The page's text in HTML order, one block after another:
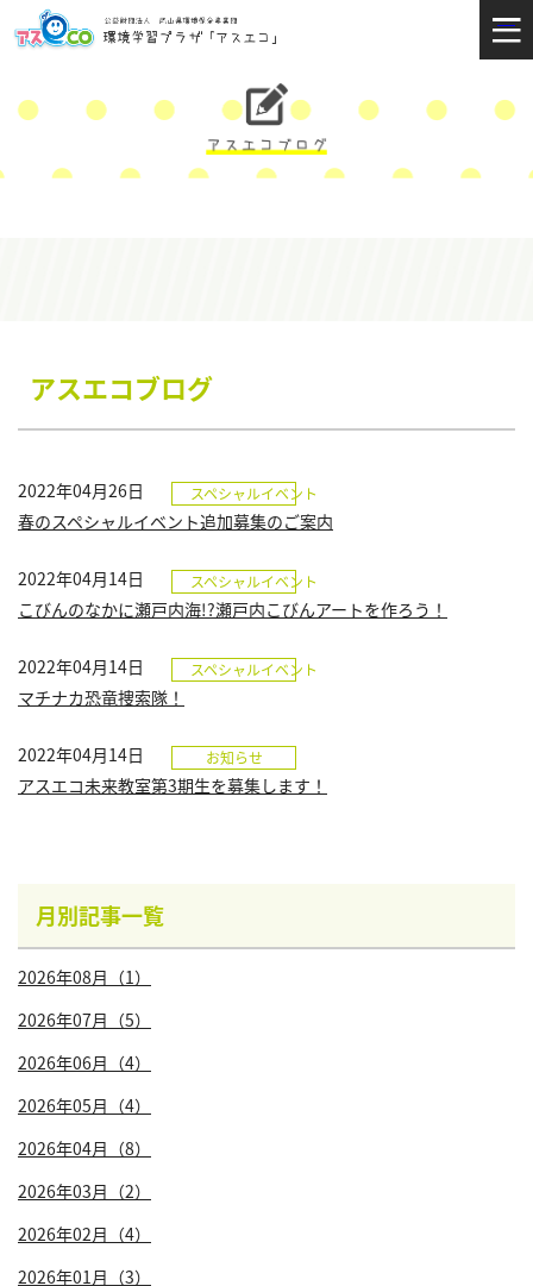
アスエコブログ
2022年04月26日 スペシャルイベント
春のスペシャルイベント追加募集のご案内
2022年04月14日 スペシャルイベント
こびんのなかに瀬戸内海!?瀬戸内こびんアートを作ろう！
2022年04月14日 スペシャルイベント
マチナカ恐竜捜索隊！
2022年04月14日 お知らせ
アスエコ未来教室第3期生を募集します！
月別記事一覧
2026年08月（1）
2026年07月（5）
2026年06月（4）
2026年05月（4）
2026年04月（8）
2026年03月（2）
2026年02月（4）
2026年01月（3）